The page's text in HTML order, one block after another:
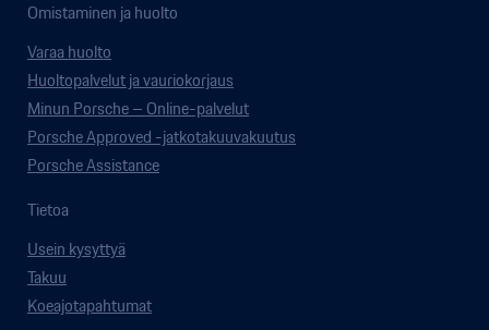
Omistaminen ja huolto
Varaa huolto
Huoltopalvelut ja vauriokorjaus
Minun Porsche – Online-palvelut
Porsche Approved -jatkotakuuvakuutus
Porsche Assistance
Tietoa
Usein kysyttyä
Takuu
Koeajotapahtumat